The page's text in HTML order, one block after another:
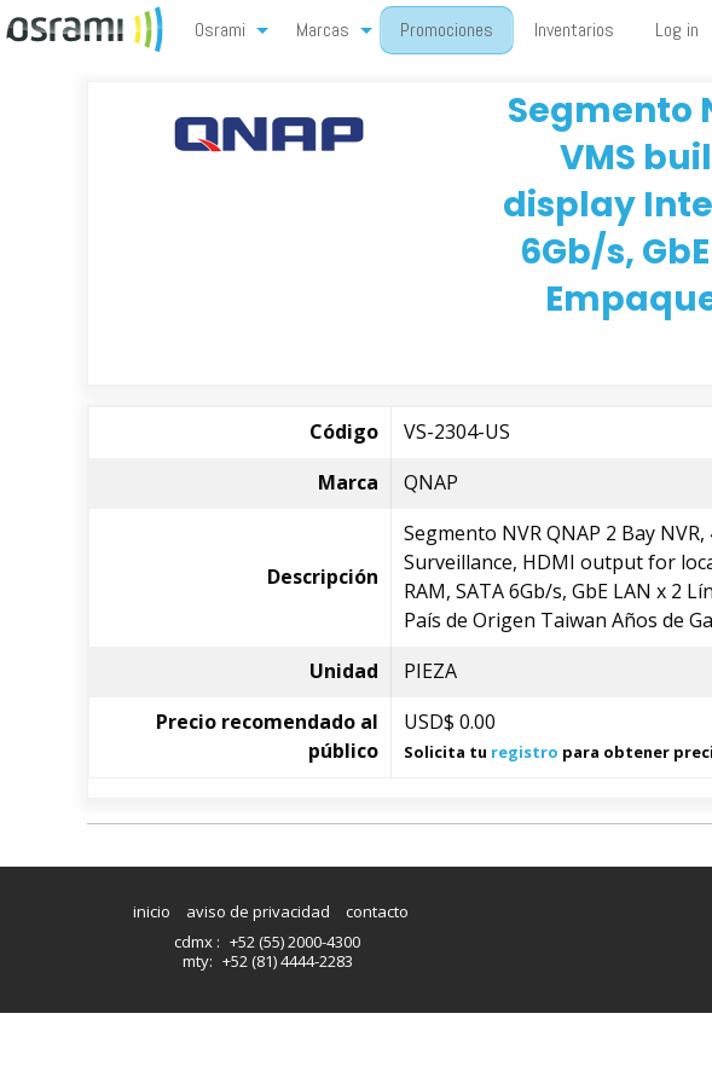
Osrami Marcas Promociones Inventarios Log in
Segmento
VMS
display
6Gb/s,
Código
VS-2304-US
Marca
QNAP
Descripción
Segmento NVR QNAP 2 Bay
Surveillance, HDMI output for
RAM, SATA 6Gb/s, GbE LAN x 2
País de Origen Taiwan Años de
Unidad
PIEZA
Precio recomendado al
público
USD$ 0.00
Solicita tu registro para obtener
inicio aviso de privacidad
contacto
cdmx : +52 (55) 2000-4300
mty: +52 (81) 4444-2283